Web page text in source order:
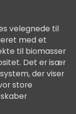
velegnede til
med et
til biomasser
Det er især
der viser
store